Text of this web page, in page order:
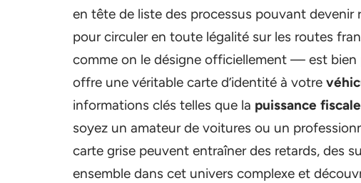
en tête de liste des processus pouvant
pour circuler en toute légalité sur les routes
comme on le désigne officiellement — est bien
offre une véritable carte d’identité à votre
informations clés telles que la puissance fiscale
soyez un amateur de voitures ou un
carte grise peuvent entraîner des retards, des
ensemble dans cet univers complexe et